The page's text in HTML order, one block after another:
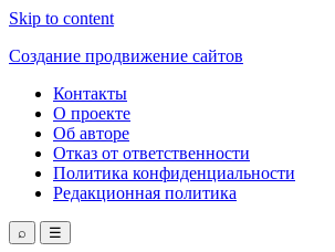
Skip to content
Создание продвижение сайтов
Контакты
О проекте
Об авторе
Отказ от ответственности
Политика конфиденциальности
Редакционная политика
⌕ ☰